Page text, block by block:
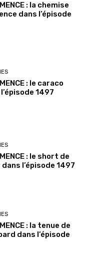
: la chemise
dans l’épisode
: le caraco
1497
: le short de
l’épisode 1497
: la tenue de
dans l’épisode